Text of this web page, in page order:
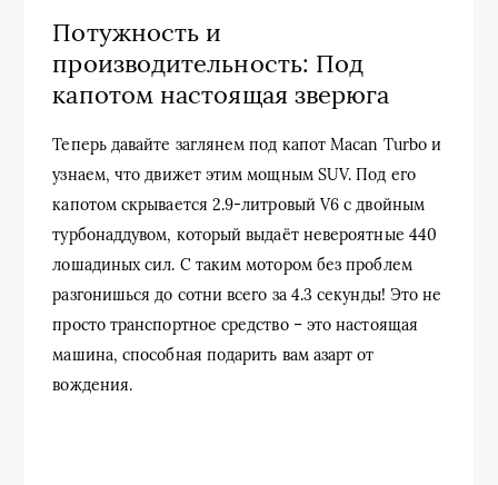
Потужность и
производительность: Под
капотом настоящая зверюга
Теперь давайте заглянем под капот Macan Turbo и
узнаем, что движет этим мощным SUV. Под его
капотом скрывается 2.9-литровый V6 с двойным
турбонаддувом, который выдаёт невероятные 440
лошадиных сил. С таким мотором без проблем
разгонишься до сотни всего за 4.3 секунды! Это не
просто транспортное средство – это настоящая
машина, способная подарить вам азарт от
вождения.